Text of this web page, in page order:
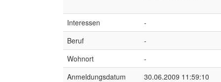
Interessen
-
Beruf
-
Wohnort
-
Anmeldungsdatum
30.06.2009 11:59:10